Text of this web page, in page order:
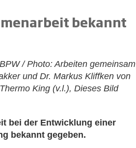
bekannt
/ Photo: Arbeiten gemeinsam
und Dr. Markus Kliffken von
King (v.l.), Dieses Bild
bei der Entwicklung einer
bekannt gegeben.